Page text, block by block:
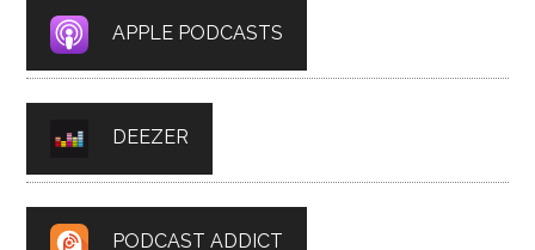
APPLE PODCASTS
DEEZER
PODCAST ADDICT